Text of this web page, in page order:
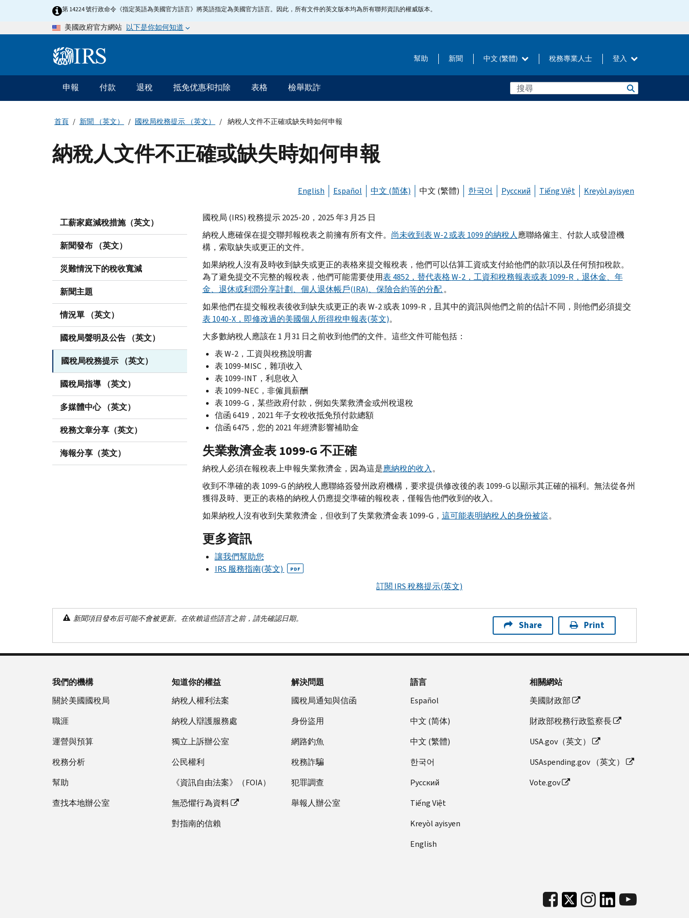
第 14224 號行政命令《指定英語為美國官方語言》將英語指定為美國官方語言。因此，所有文件的英文版本均為所有聯邦資訊的權威版本。
美國政府官方網站 以下是你如何知道
Information 幫助 新聞 中文 (繁體) 稅務專業人士 登入
主
要
導
申報 付款 退稅 抵免优惠和扣除 表格 檢舉欺詐
首頁 新聞 （英文） 國稅局稅務提示 （英文） 納稅人文件不正確或缺失時如何申報
納稅人文件不正確或缺失時如何申報
English Español 中文 (简体) 中文 (繁體) 한국어 Русский Tiếng Việt Kreyòl ayisyen
工薪家庭減稅措施（英文）
新聞發布 （英文）
災難情況下的稅收寬減
新聞主題
情況單 （英文）
國稅局聲明及公告 （英文）
國稅局稅務提示 （英文）
國稅局指導 （英文）
多媒體中心 （英文）
稅務文章分享（英文）
海報分享（英文）
國稅局 (IRS) 稅務提示 2025-20，2025 年3 月25 日
納稅人應確保在提交聯邦報稅表之前擁有所有文件。 尚未收到表W-2 或表 1099 的納稅人應聯絡僱主、付款人或發證機
構，索取缺失或更正的文件。
如果納稅人沒有及時收到缺失或更正的表格來提交報稅表，他們可以估算工資或支付給他們的款項以及任何預扣稅款。
為了避免提交不完整的報稅表，他們可能需要使用表 4852，替代表格W-2，工資和稅務報表或表 1099-R，退休金、年
金、退休或利潤分享計劃、個人退休帳戶(IRA)、保險合約等的分配。
如果他們在提交報稅表後收到缺失或更正的表W-2 或表 1099-R，且其中的資訊與他們之前的估計不同，則他們必須提交
表 1040-X，即修改過的美國個人所得稅申報表(英文)。
大多數納稅人應該在 1 月31 日之前收到他們的文件。這些文件可能包括：
表W-2，工資與稅務說明書
表 1099-MISC，雜項收入
表 1099-INT ，利息收入
表 1099-NEC，非僱員薪酬
表 1099-G ，某些政府付款，例如失業救濟金或州稅退稅
信函 6419，2021 年子女稅收抵免預付款總額
信函 6475，您的 2021 年經濟影響補助金
失業救濟金表 1099-G不正確
納稅人必須在報稅表上申報失業救濟金，因為這是應納稅的收入。
收到不準確的表 1099-G 的納稅人應聯絡簽發州政府機構，要求提供修改後的表 1099-G 以顯示其正確的福利。無法從各州
獲得及時、更正的表格的納稅人仍應提交準確的報稅表，僅報告他們收到的收入。
如果納稅人沒有收到失業救濟金，但收到了失業救濟金表 1099-G ， 這可能表明納稅人的身份被盜。
更多資訊
讓我們幫助您
IRS 服務指南(英文) PDF
訂閱 IRS稅務提示(英文)
新聞項目發布后可能不會被更新。在依賴這些語言之前，請先確認日期。
Share Print
我們的機構
關於美國國稅局
職涯
運營與預算
稅務分析
幫助
查找本地辦公室
知道你的權益
納稅人權利法案
納稅人辯護服務處
獨立上訴辦公室
公民權利
《資訊自由法案》（FOIA）
無恐懼行為資料
對指南的信賴
解決問題
國稅局通知與信函
身份盜用
網路釣魚
稅務詐騙
犯罪調查
舉報人辦公室
語言
Español
中文 (简体)
中文 (繁體)
한국어
Pусский
Tiếng Việt
Kreyòl ayisyen
English
相關網站
美國財政部
財政部稅務行政監察長
USA.gov（英文）
USAspending.gov （英文）
Vote.gov